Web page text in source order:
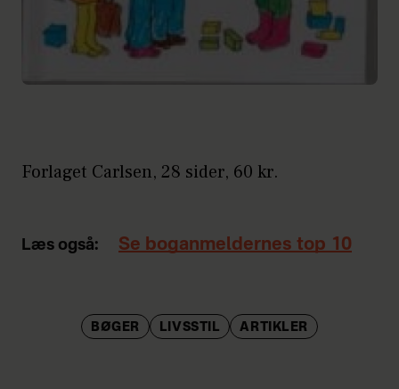
Forlaget Carlsen, 28 sider, 60 kr.
Læs også: Se boganmeldernes top 10
BØGER LIVSSTIL ARTIKLER